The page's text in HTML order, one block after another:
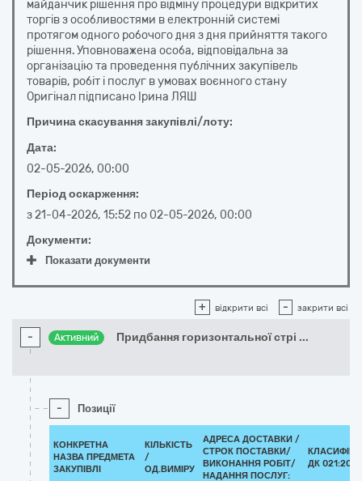
майданчик рішення про відміну процедури відкритих
торгів з особливостями в електронній системі
протягом одного робочого дня з дня прийняття такого
рішення. Уповноважена особа, відповідальна за
організацію та проведення публічних закупівель
товарів, робіт і послуг в умовах воєнного стану
Оригінал підписано Ірина ЛЯШ
Причина скасування закупівлі/лоту:
Дата:
02-05-2026, 00:00
Період оскарження:
з21-04-2026, 15:52 по02-05-2026, 00:00
Документи:
Показати документи
+ відкрити всі - закрити всі
- Активний Придбання горизонтальної стрі ...
- Позиції
КОНКРЕТНА
НАЗВА ПРЕДМЕТА
ЗАКУПІВЛІ
КІЛЬКІСТЬ
/
ОД.ВИМІРУ
АДРЕСА ДОСТАВКИ /
СТРОК ПОСТАВКИ/
ВИКОНАННЯ РОБІТ/
НАДАННЯ ПОСЛУГ:
ДК 021:2015